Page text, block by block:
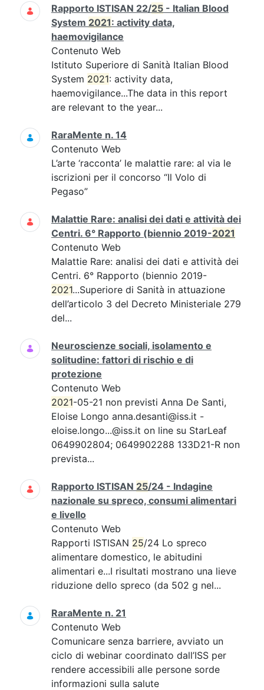
Rapporto ISTISAN 22/25 - Italian Blood
System 2021: activity data,
haemovigilance
Contenuto Web
Istituto Superiore di Sanità Italian Blood
System 2021: activity data,
haemovigilance...The data in this report
are relevant to the year...
RaraMente n. 14
Contenuto Web
L’arte ‘racconta’ le malattie rare: al via le
iscrizioni per il concorso “Il Volo di
Pegaso”
Malattie Rare: analisi dei dati e attività dei
Centri. 6° Rapporto (biennio 2019-2021
Contenuto Web
Malattie Rare: analisi dei dati e attività dei
Centri. 6° Rapporto (biennio 2019-
2021...Superiore di Sanità in attuazione
dell’articolo 3 del Decreto Ministeriale 279
del...
Neuroscienze sociali, isolamento e
solitudine: fattori di rischio e di
protezione
Contenuto Web
2021-05-21 non previsti Anna De Santi,
Eloise Longo anna.desanti@iss.it -
eloise.longo...@iss.it on line su StarLeaf
0649902804; 0649902288 133D21-R non
prevista...
Rapporto ISTISAN 25/24 - Indagine
nazionale su spreco, consumi alimentari
e livello
Contenuto Web
Rapporti ISTISAN 25/24 Lo spreco
alimentare domestico, le abitudini
alimentari e...I risultati mostrano una lieve
riduzione dello spreco (da 502 g nel...
RaraMente n. 21
Contenuto Web
Comunicare senza barriere, avviato un
ciclo di webinar coordinato dall’ISS per
rendere accessibili alle persone sorde
informazioni sulla salute